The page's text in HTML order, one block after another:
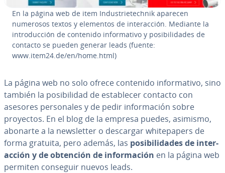
En la página web de item In­du­s­trie­te­ch­nik aparecen
numerosos textos y elementos de in­ter­ac­ción. Mediante la
in­tro­du­c­ción de contenido in­fo­r­ma­ti­vo y po­si­bi­li­da­des de
contacto se pueden generar leads (fuente:
www.item24.de/en/home.html)
La página web no solo ofrece contenido in­fo­r­ma­ti­vo, sino
también la po­si­bi­li­dad de es­ta­ble­cer contacto con
asesores pe­r­so­na­les y de pedir in­fo­r­ma­ción sobre
proyectos. En el blog de la empresa puedes, asimismo,
abonarte a la ne­w­s­le­t­ter o descargar whi­te­pa­pe­rs de
forma gratuita, pero además, las po­si­bi­li­da­des de in­ter­
ac­ción y de obtención de in­fo­r­ma­ción en la página web
permiten conseguir nuevos leads.